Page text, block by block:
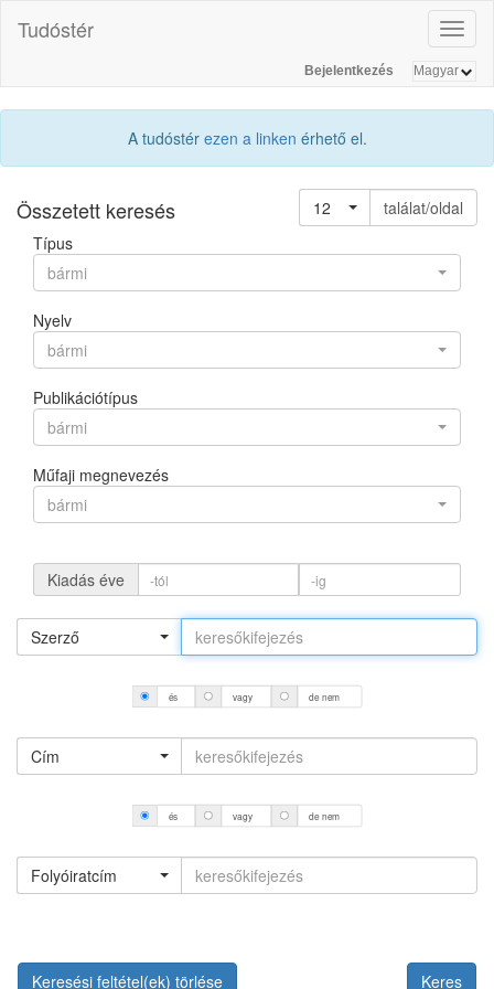
Tudóstér
Bejelentkezés
A tudóstér ezen a linken érhető el.
Összetett keresés 12
találat/oldal
Típus
bármi
Nyelv
bármi
Publikációtípus
bármi
Műfaji megnevezés
bármi
Kiadás éve
Szerző
és vagy de nem
Cím
és vagy de nem
Folyóiratcím
Keresési feltétel(ek) törlése